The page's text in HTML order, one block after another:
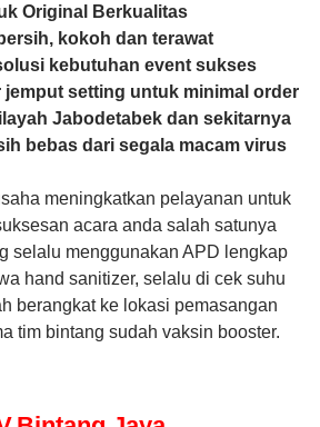
Original Berkualitas
kokoh dan terawat
kebutuhan event sukses
setting untuk minimal order
Jabodetabek dan sekitarnya
bebas dari segala macam virus
meningkatkan pelayanan untuk
acara anda salah satunya
selalu menggunakan APD lengkap
hand sanitizer, selalu di cek suhu
berangkat ke lokasi pemasangan
tim bintang sudah vaksin booster.